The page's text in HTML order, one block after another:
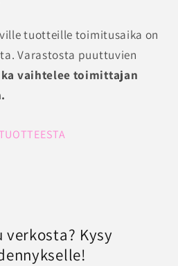
tuotteille toimitusaika on
Varastosta puuttuvien
vaihtelee toimittajan
Kysy